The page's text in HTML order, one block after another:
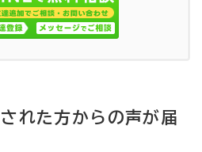
れた方からの声が届